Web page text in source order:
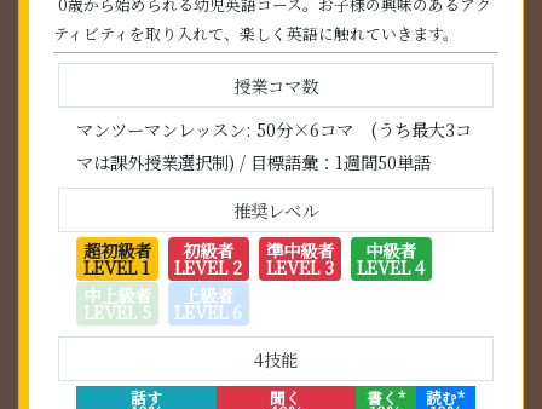
ティビティを取り入れて、楽しく英語に触れていきます。
授業コマ数
マンツーマンレッスン: 50分×6コマ (うち最大3コ
マは課外授業選択制) / 目標語彙：1週間50単語
推奨レベル
超初級者
LEVEL 1
初級者
LEVEL 2
準中級者
LEVEL 3
中級者
LEVEL 4
中上級者
LEVEL 5
上級者
LEVEL 6
4技能
話す 聞く 書く* 読む*